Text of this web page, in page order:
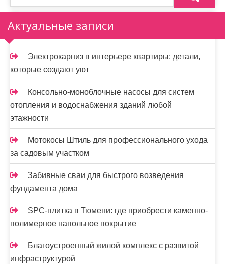
н
а
ц
и
я
з
а
п
и
с
е
й
Актуальные записи
Электрокарниз в интерьере квартиры: детали,
которые создают уют
Консольно-моноблочные насосы для систем
отопления и водоснабжения зданий любой
этажности
Мотокосы Штиль для профессионального ухода
за садовым участком
Забивные сваи для быстрого возведения
фундамента дома
SPC-плитка в Тюмени: где приобрести каменно-
полимерное напольное покрытие
Благоустроенный жилой комплекс с развитой
инфраструктурой